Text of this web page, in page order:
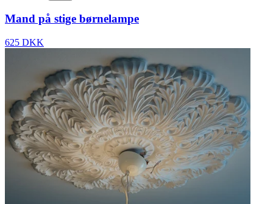
Mand på stige børnelampe
625 DKK